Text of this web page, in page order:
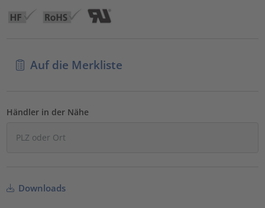
Auf die Merkliste
Händler in der Nähe
Downloads